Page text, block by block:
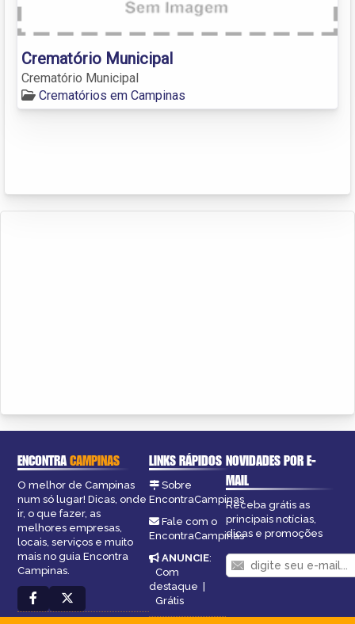
Crematório Municipal
Crematório Municipal
Crematórios em Campinas
ENCONTRACAMPINAS
O melhor de Campinas
num só lugar! Dicas, onde
ir, o que fazer, as
melhores empresas,
locais, serviços e muito
mais no guia Encontra
Campinas.
LINKS RÁPIDOS
Sobre
EncontraCampinas
Fale com o
EncontraCampinas
ANUNCIE:
Com
destaque |
Grátis
NOVIDADES POR E-
MAIL
Receba grátis as
principais notícias,
dicas e promoções